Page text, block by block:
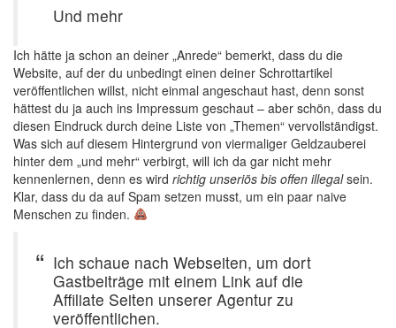
Und mehr
Ich hätte ja schon an deiner „Anrede“ bemerkt, dass du die
Website, auf der du unbedingt einen deiner Schrottartikel
veröffentlichen willst, nicht einmal angeschaut hast, denn sonst
hättest du ja auch ins Impressum geschaut – aber schön, dass du
diesen Eindruck durch deine Liste von „Themen“ vervollständigst.
Was sich auf diesem Hintergrund von viermaliger Geldzauberei
hinter dem „und mehr“ verbirgt, will ich da gar nicht mehr
kennenlernen, denn es wird richtig unseriös bis offen illegalsein.
Klar, dass du da auf Spam setzen musst, um ein paar naive
Menschen zu finden.
Ich schaue nach Webseiten, um dort
Gastbeiträge mit einem Link auf die
Affiliate Seiten unserer Agentur zu
veröffentlichen.